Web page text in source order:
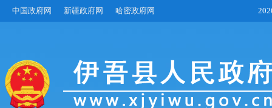
中国政府网 新疆政府网 哈密政府网